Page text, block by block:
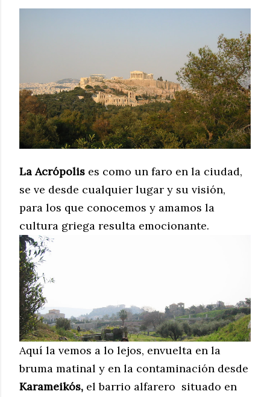
La Acrópolis es como un faro en la ciudad,
se ve desde cualquier lugar y su visión,
para los que conocemos y amamos la
cultura griega resulta emocionante.
Aquí la vemos a lo lejos, envuelta en la
bruma matinal y en la contaminación desde
Karameikós, el barrio alfarero situado en